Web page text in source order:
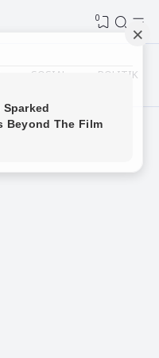
0
SOSIAL POLITIK